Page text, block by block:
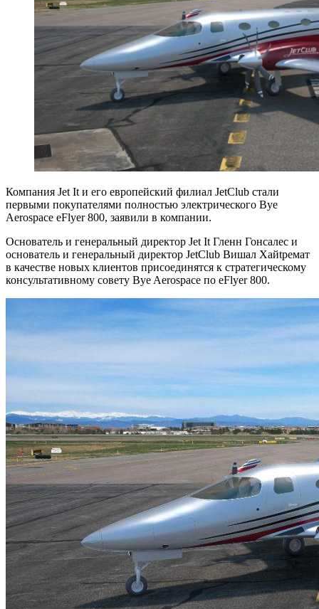
Компания Jet It и его европейский филиал JetClub стали
первыми покупателями полностью электрического Bye
Aerospace eFlyer 800, заявили в компании.
Основатель и генеральный директор Jet It Гленн Гонсалес и
основатель и генеральный директор JetClub Вишал Хайtремат
в качестве новых клиентов присоединятся к стратегическому
консультативному совету Bye Aerospace по eFlyer 800.